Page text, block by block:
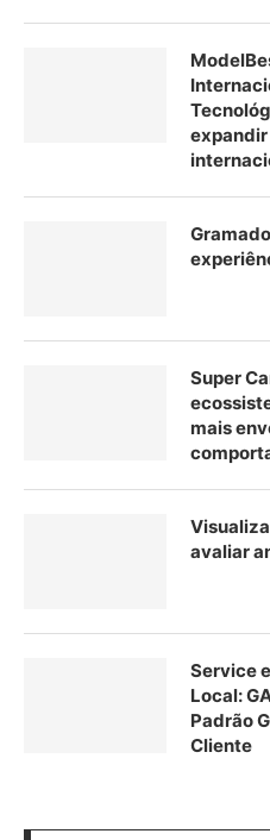
Super
mais
avaliar
Service
Local:
Padrão
Cliente